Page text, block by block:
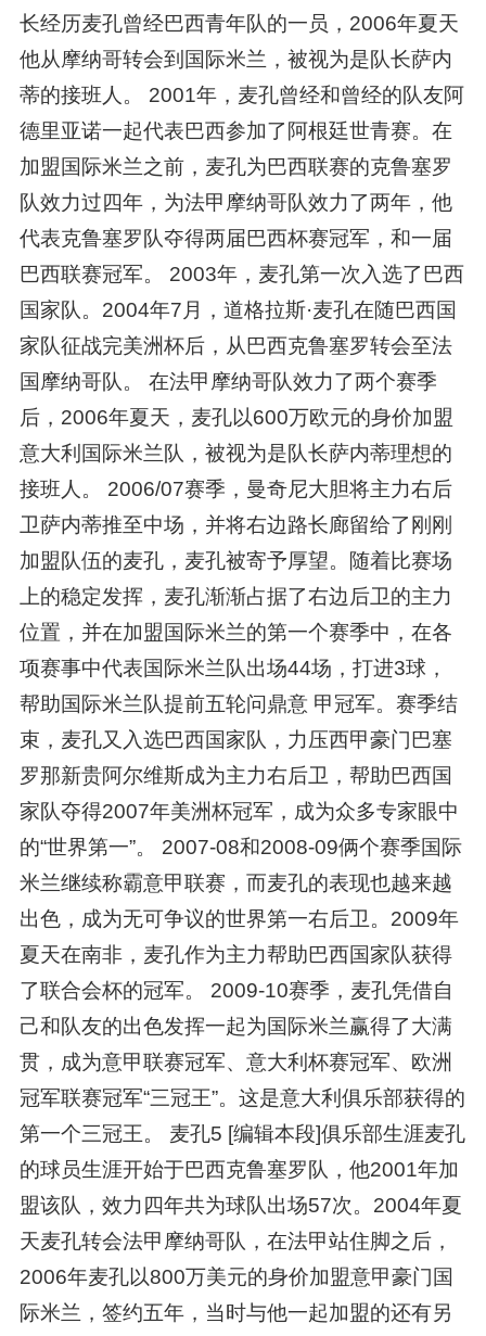
长经历麦孔曾经巴西青年队的一员，2006年夏天
他从摩纳哥转会到国际米兰，被视为是队长萨内
蒂的接班人。 2001年，麦孔曾经和曾经的队友阿
德里亚诺一起代表巴西参加了阿根廷世青赛。在
加盟国际米兰之前，麦孔为巴西联赛的克鲁塞罗
队效力过四年，为法甲摩纳哥队效力了两年，他
代表克鲁塞罗队夺得两届巴西杯赛冠军，和一届
巴西联赛冠军。 2003年，麦孔第一次入选了巴西
国家队。2004年7月，道格拉斯·麦孔在随巴西国
家队征战完美洲杯后，从巴西克鲁塞罗转会至法
国摩纳哥队。 在法甲摩纳哥队效力了两个赛季
后，2006年夏天，麦孔以600万欧元的身价加盟
意大利国际米兰队，被视为是队长萨内蒂理想的
接班人。 2006/07赛季，曼奇尼大胆将主力右后
卫萨内蒂推至中场，并将右边路长廊留给了刚刚
加盟队伍的麦孔，麦孔被寄予厚望。随着比赛场
上的稳定发挥，麦孔渐渐占据了右边后卫的主力
位置，并在加盟国际米兰的第一个赛季中，在各
项赛事中代表国际米兰队出场44场，打进3球，
帮助国际米兰队提前五轮问鼎意 甲冠军。赛季结
束，麦孔又入选巴西国家队，力压西甲豪门巴塞
罗那新贵阿尔维斯成为主力右后卫，帮助巴西国
家队夺得2007年美洲杯冠军，成为众多专家眼中
的“世界第一”。 2007-08和2008-09俩个赛季国际
米兰继续称霸意甲联赛，而麦孔的表现也越来越
出色，成为无可争议的世界第一右后卫。2009年
夏天在南非，麦孔作为主力帮助巴西国家队获得
了联合会杯的冠军。 2009-10赛季，麦孔凭借自
己和队友的出色发挥一起为国际米兰赢得了大满
贯，成为意甲联赛冠军、意大利杯赛冠军、欧洲
冠军联赛冠军“三冠王”。这是意大利俱乐部获得的
第一个三冠王。 麦孔5 [编辑本段]俱乐部生涯麦孔
的球员生涯开始于巴西克鲁塞罗队，他2001年加
盟该队，效力四年共为球队出场57次。2004年夏
天麦孔转会法甲摩纳哥队，在法甲站住脚之后，
2006年麦孔以800万美元的身价加盟意甲豪门国
际米兰，签约五年，当时与他一起加盟的还有另